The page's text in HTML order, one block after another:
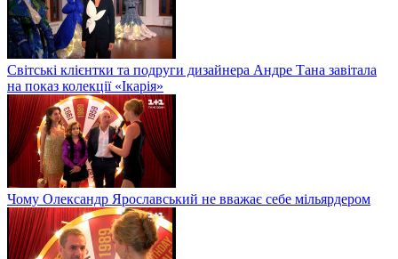
Світські клієнтки та подруги дизайнера Андре Тана завітала
на показ колекції «Ікарія»
Чому Олександр Ярославський не вважає себе мільярдером